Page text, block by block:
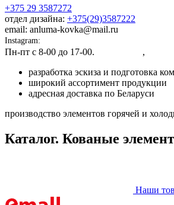
+375 29 3587272
отдел дизайна: +375(29)3587222
email: anluma-kovka@mail.ru
Instagram:
Пн-пт c 8-00 до 17-00. ,
разработка эскиза и подготовка
широкий ассортимент продукции
адресная доставка по Беларуси
производство элементов горячей и
Каталог. Кованые
Наши